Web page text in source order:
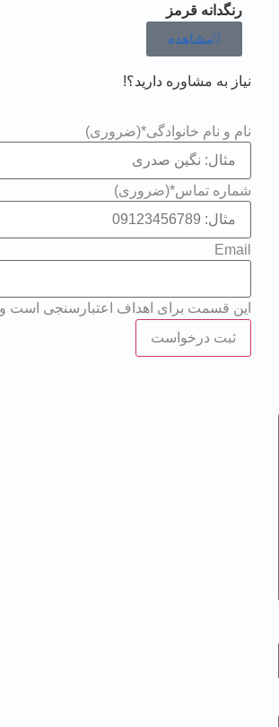
رنگدانه قرمز
مشاهده
نیاز به مشاوره دارید؟!
نام و نام خانوادگی*(ضروری)
شماره تماس*(ضروری)
Email
این قسمت برای اهداف اعتبارسنجی است و